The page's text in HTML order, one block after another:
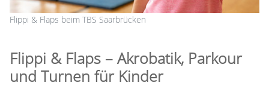
Flippi & Flaps beim TBS Saarbrücken
Flippi & Flaps – Akrobatik, Parkour
und Turnen für Kinder